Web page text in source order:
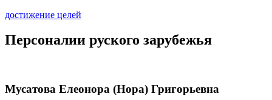
достижение целей
Персоналии руского зарубежья
Мусатова Елеонора (Нора) Григорьевна